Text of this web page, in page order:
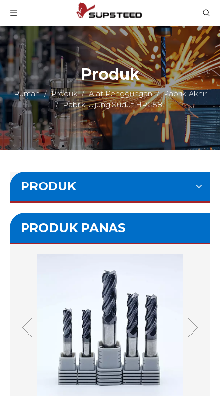
Produk
Rumah / Produk / Alat Penggilingan / Pabrik Akhir
/ Pabrik Ujung Sudut HRC58
PRODUK
PRODUK PANAS